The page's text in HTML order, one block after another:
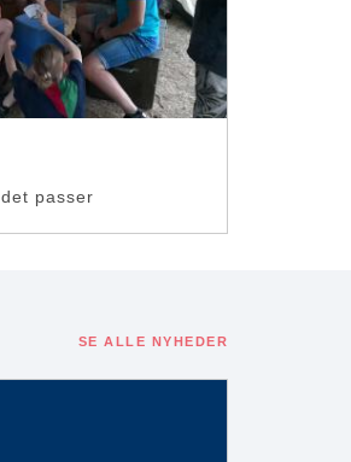
passer
SE ALLE NYHEDER